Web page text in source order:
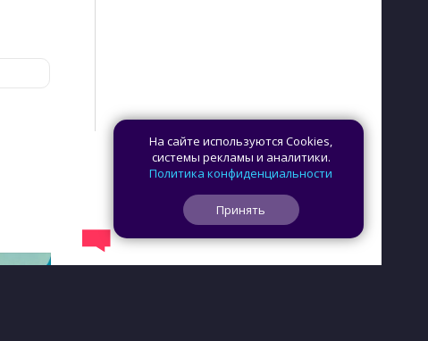
На сайте используются Cookies,
системы рекламы и аналитики.
Политика конфиденциальности
Принять